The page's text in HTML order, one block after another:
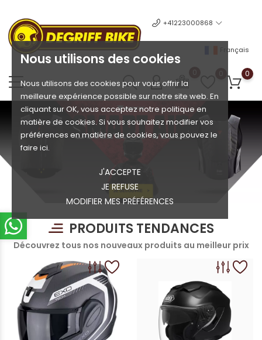
Nous utilisons des cookies
Nous utilisons des cookies pour vous offrir la
meilleure expérience possible sur notre site web. En
cliquant sur OK, vous acceptez notre politique en
matière de cookies. Si vous souhaitez modifier vos
préférences en matière de cookies, vous pouvez le
faire ici.
J'ACCEPTE
JE REFUSE
MODIFIER MES PRÉFÉRENCES
+41223000868
Français
0
PRODUITS TENDANCES
Découvrez tous nos nouveaux produits au meilleur prix